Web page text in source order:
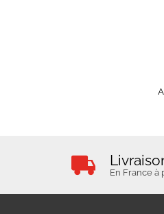
En France à